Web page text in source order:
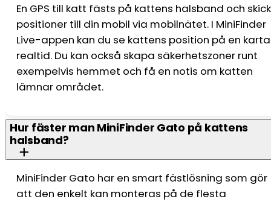
En GPS till katt fästs på kattens halsband och
positioner till din mobil via mobilnätet. I MiniFinder
Live-appen kan du se kattens position på en
realtid. Du kan också skapa säkerhetszoner runt
exempelvis hemmet och få en notis om katten
lämnar området.
Hur fäster man MiniFinder Gato på kattens
halsband?
MiniFinder Gato har en smart fästlösning som gör
att den enkelt kan monteras på de flesta